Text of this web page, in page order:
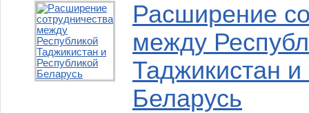
Расширение
между
Таджикистан
Беларусь